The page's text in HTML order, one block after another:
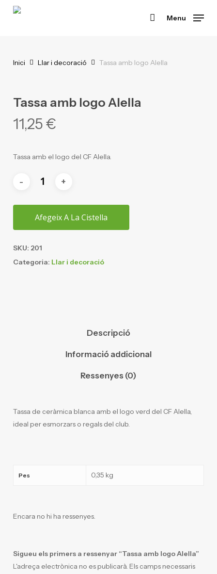
Menu
Inici Llar i decoració Tassa amb logo Alella
Tassa amb logo Alella
11,25€
Tassa amb el logo del CF Alella.
Afegeix A La Cistella
SKU: 201
Categoria: Llar i decoració
Descripció
Informació addicional
Ressenyes (0)
Tassa de ceràmica blanca amb el logo verd del CF Alella,
ideal per esmorzars o regals del club.
Pes 0,35 kg
Encara no hi ha ressenyes.
Sigueu els primers a ressenyar “Tassa amb logo Alella”
L'adreça electrònica no es publicarà. Els camps necessaris